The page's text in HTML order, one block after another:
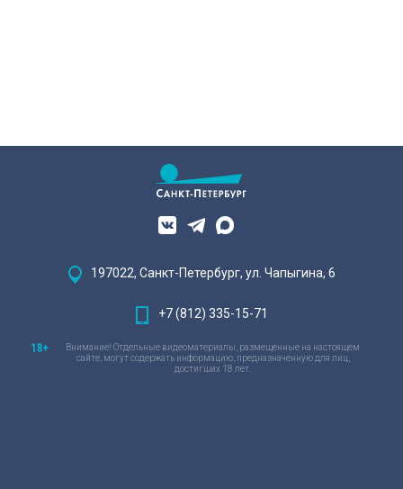
197022, Санкт-Петербург, ул. Чапыгина, 6
+7 (812) 335-15-71
Внимание! Отдельные видеоматериалы, размещенные на настоящем
сайте, могут содержать информацию, предназначенную для лиц,
достигших 18 лет.